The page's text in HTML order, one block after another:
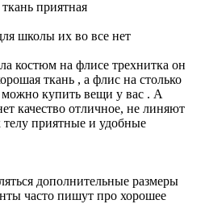
приятная
школы их во все нет
костюм на флисе трехнитка он
ткань , а флис на столько
купить вещи у вас . А
качество отличное, не линяют
телу приятные и удобные
дополнительные размеры
часто пишут про хорошее